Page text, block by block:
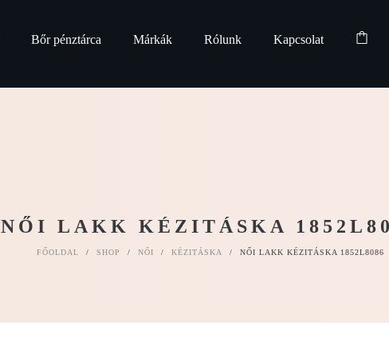
Bőr pénztárca Márkák Rólunk Kapcsolat
NŐI LAKK KÉZITÁSKA
FŐOLDAL / SHOP / NŐI / KÉZITÁSKA / NŐI LAKK KÉZITÁSKA 1852L8086